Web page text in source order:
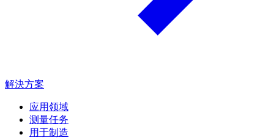
解決方案
应用领域
测量任务
用于制造